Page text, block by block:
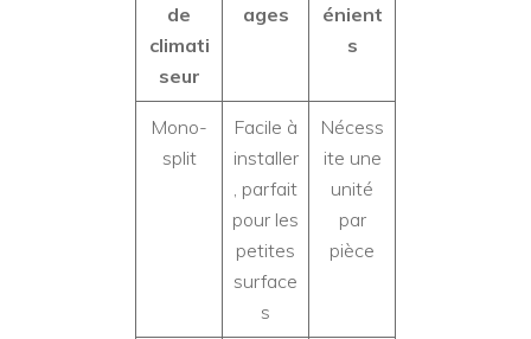
de
climati
seur
ages
énient
s
Mono-
split
Facile à
installer
, parfait
pour les
petites
surface
s
Nécess
ite une
unité
par
pièce